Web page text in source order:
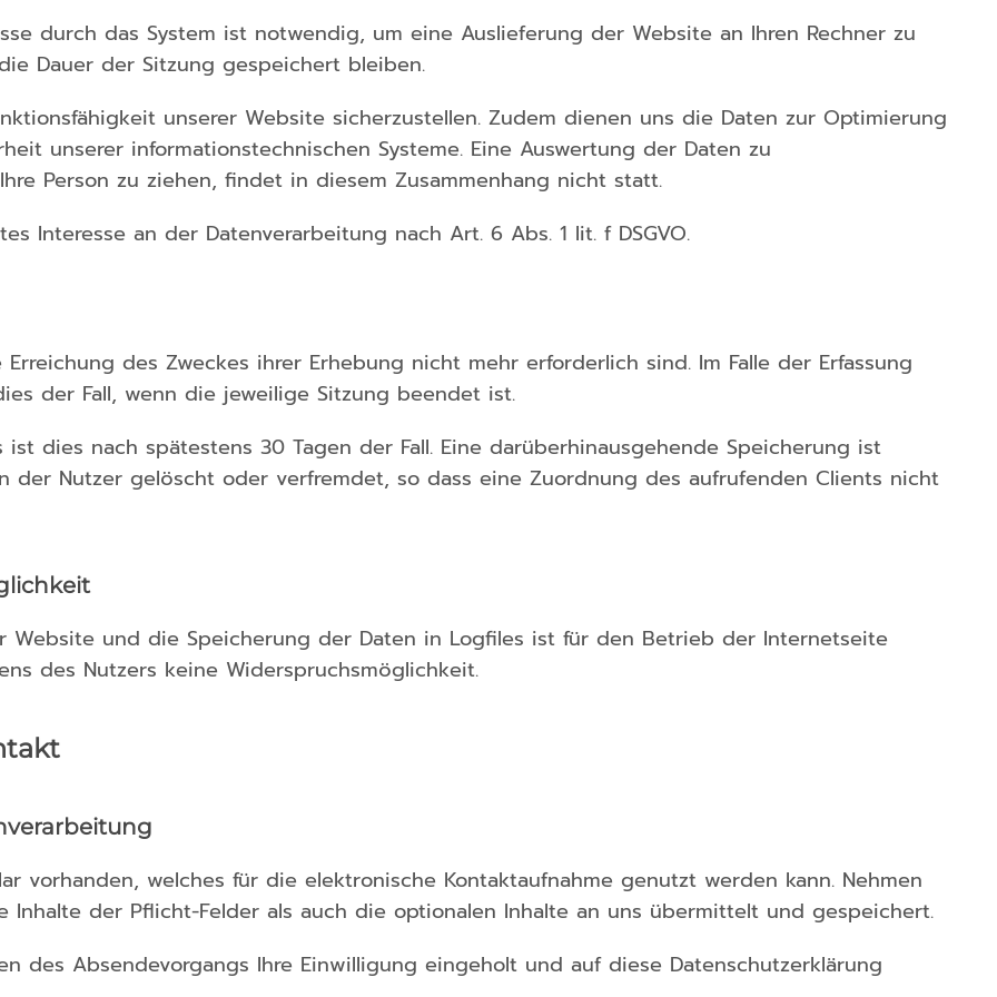
durch das System ist notwendig, um eine Auslieferung der Website an Ihren Rechner zu
Dauer der Sitzung gespeichert bleiben.
unserer Website sicherzustellen. Zudem dienen uns die Daten zur Optimierung
unserer informationstechnischen Systeme. Eine Auswertung der Daten zu
Person zu ziehen, findet in diesem Zusammenhang nicht statt.
Interesse an der Datenverarbeitung nach Art. 6 Abs. 1 lit. f DSGVO.
des Zweckes ihrer Erhebung nicht mehr erforderlich sind. Im Falle der Erfassung
der Fall, wenn die jeweilige Sitzung beendet ist.
dies nach spätestens 30 Tagen der Fall. Eine darüberhinausgehende Speicherung ist
der Nutzer gelöscht oder verfremdet, so dass eine Zuordnung des aufrufenden Clients nicht
Website und die Speicherung der Daten in Logfiles ist für den Betrieb der Internetseite
des Nutzers keine Widerspruchsmöglichkeit.
vorhanden, welches für die elektronische Kontaktaufnahme genutzt werden kann. Nehmen
Inhalte der Pflicht-Felder als auch die optionalen Inhalte an uns übermittelt und gespeichert.
des Absendevorgangs Ihre Einwilligung eingeholt und auf diese Datenschutzerklärung